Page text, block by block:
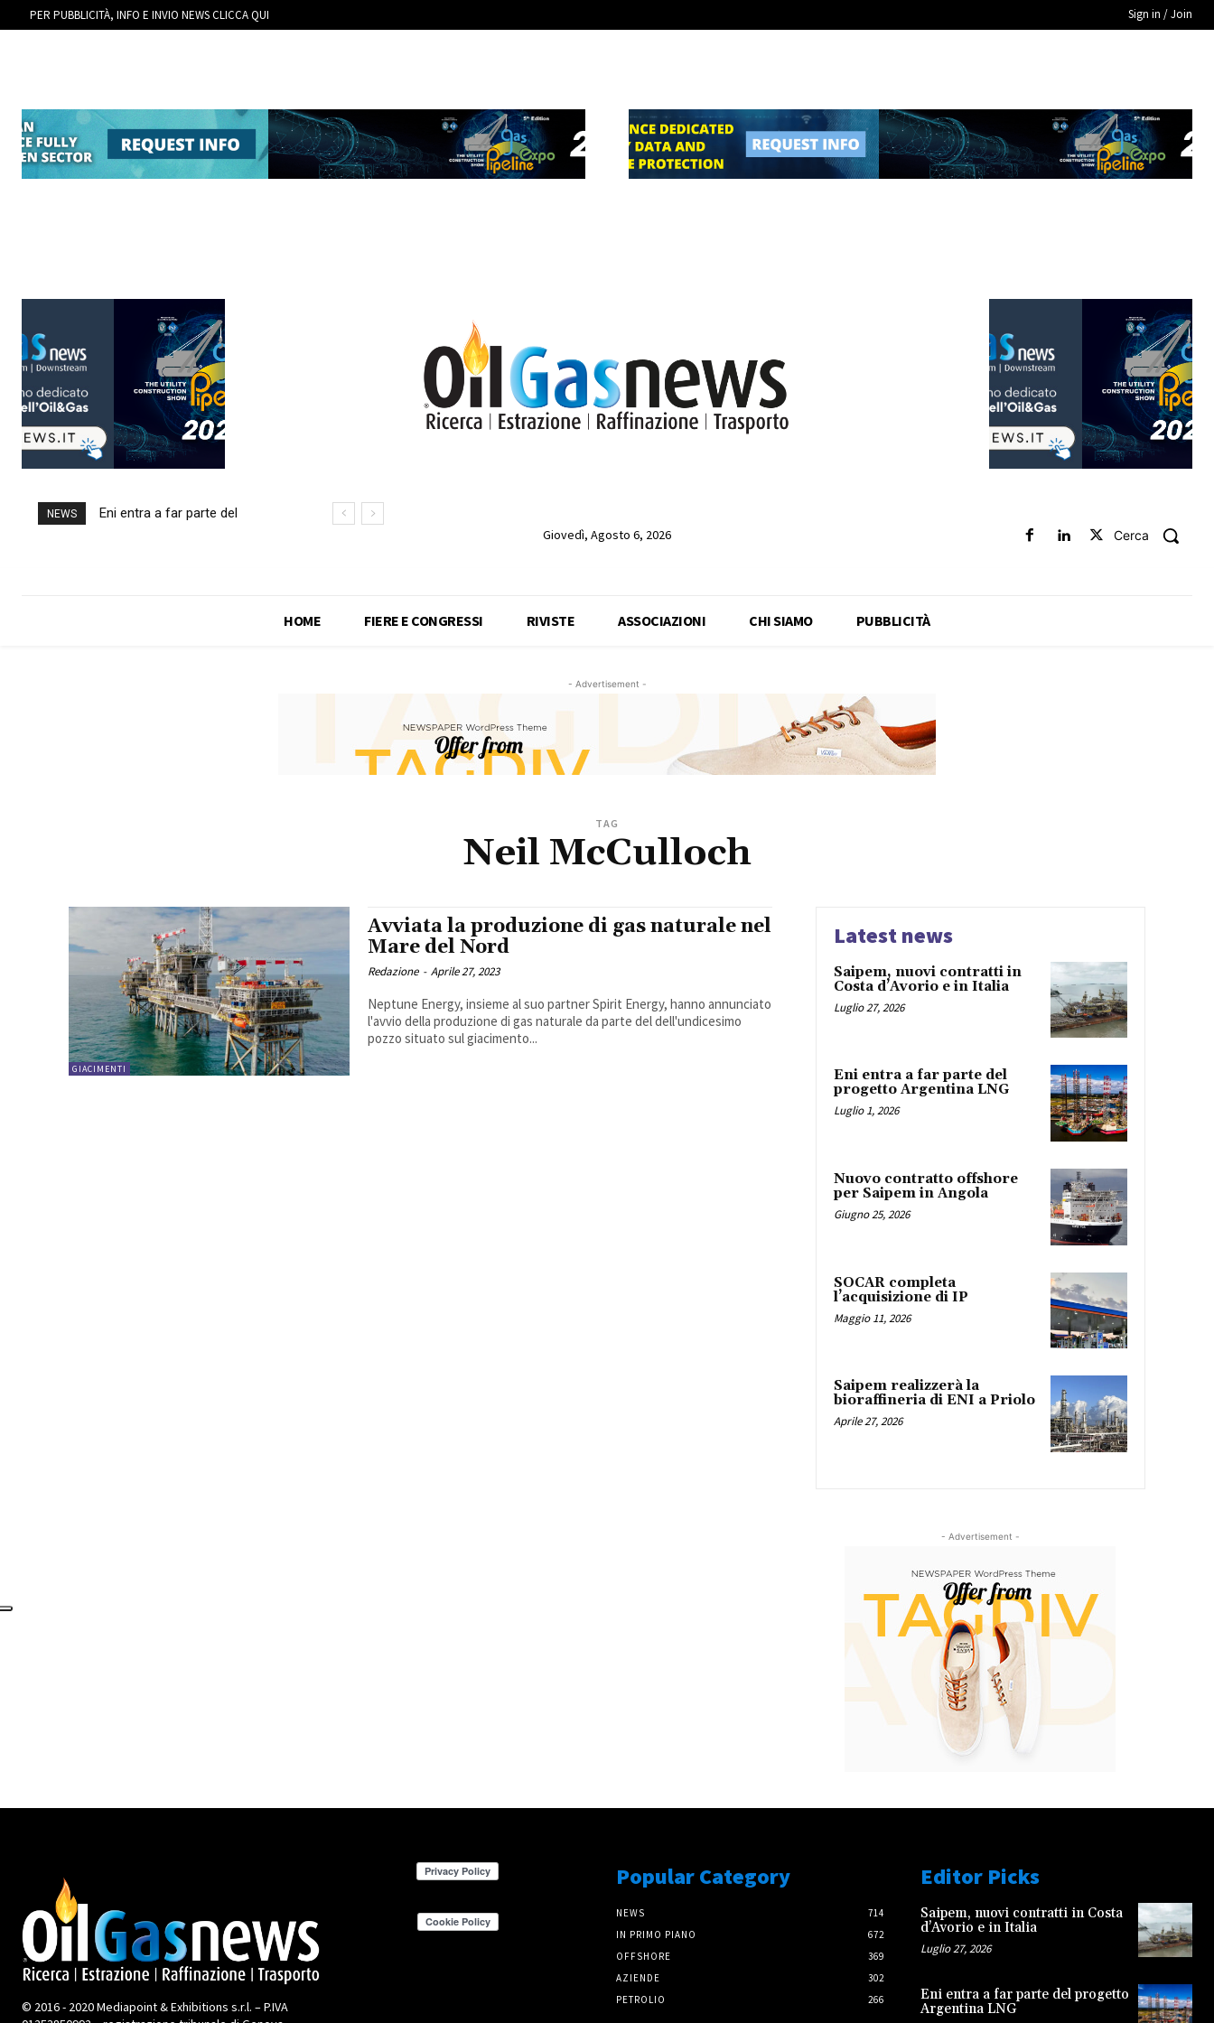
PER PUBBLICITÀ, INFO E INVIO NEWS CLICCA QUI Sign in / Join
NEWS
Eni entra a far parte del
Nuovo contratto offshore
Giovedì, Agosto 6, 2026 Cerca
HOME FIERE E CONGRESSI RIVISTE ASSOCIAZIONI CHI SIAMO PUBBLICITÀ
- Advertisement -
TAG
Neil McCulloch
GIACIMENTI
Avviata la produzione di gas naturale nel
Mare del Nord
Redazione - Aprile 27, 2023
Neptune Energy, insieme al suo partner Spirit Energy, hanno annunciato
l'avvio della produzione di gas naturale da parte del dell'undicesimo
pozzo situato sul giacimento...
Latest news
Saipem, nuovi contratti in
Costa d’Avorio e in Italia
Luglio 27, 2026
Eni entra a far parte del
progetto Argentina LNG
Luglio 1, 2026
Nuovo contratto offshore
per Saipem in Angola
Giugno 25, 2026
SOCAR completa
l’acquisizione di IP
Maggio 11, 2026
Saipem realizzerà la
bioraffineria di ENI a Priolo
Aprile 27, 2026
- Advertisement -
© 2016 - 2020 Mediapoint & Exhibitions s.r.l. – P.IVA
Popular Category
NEWS
714
IN PRIMO PIANO
672
OFFSHORE
369
AZIENDE
302
PETROLIO
266
Editor Picks
Saipem, nuovi contratti in Costa
d’Avorio e in Italia
Luglio 27, 2026
Eni entra a far parte del progetto
Argentina LNG